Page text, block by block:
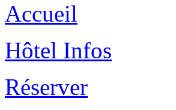
Accueil
Hôtel Infos
Réserver